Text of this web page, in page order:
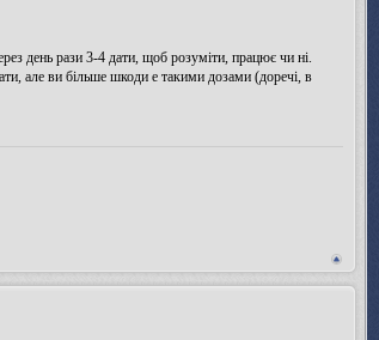
день рази 3-4 дати, щоб розуміти, працює чи ні.
але ви більше шкоди е такими дозами (доречі, в